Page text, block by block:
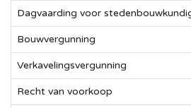
Dagvaarding voor
Bouwvergunning
Verkavelingsvergunning
Recht van voorkoop